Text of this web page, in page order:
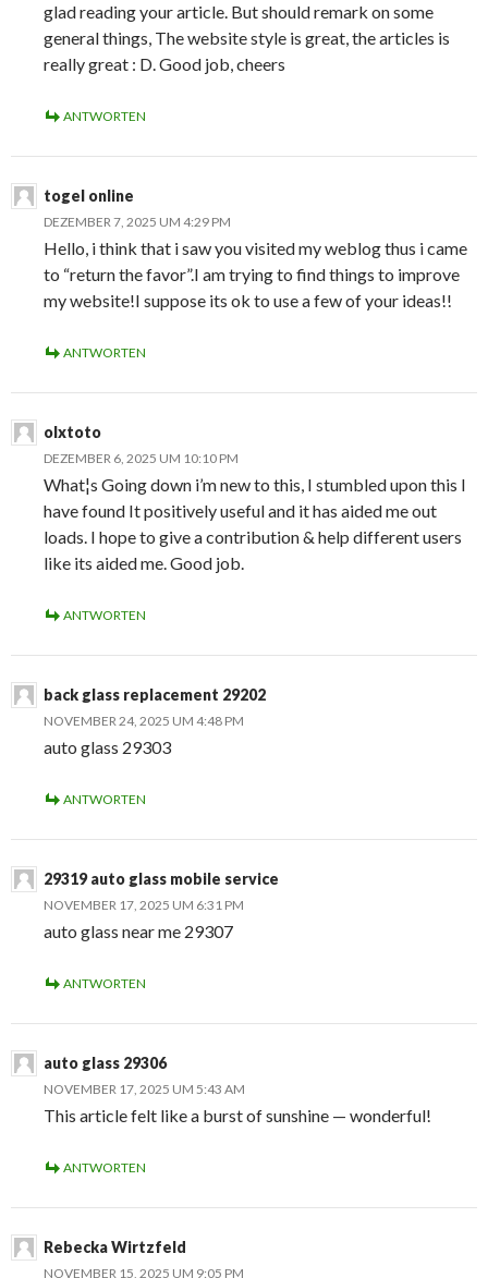
glad reading your article. But should remark on some
general things, The website style is great, the articles is
really great : D. Good job, cheers
ANTWORTEN
togel online
DEZEMBER 7, 2025 UM 4:29 PM
Hello, i think that i saw you visited my weblog thus i came
to “return the favor”.I am trying to find things to improve
my website!I suppose its ok to use a few of your ideas!!
ANTWORTEN
olxtoto
DEZEMBER 6, 2025 UM 10:10 PM
What¦s Going down i’m new to this, I stumbled upon this I
have found It positively useful and it has aided me out
loads. I hope to give a contribution & help different users
like its aided me. Good job.
ANTWORTEN
back glass replacement 29202
NOVEMBER 24, 2025 UM 4:48 PM
auto glass 29303
ANTWORTEN
29319 auto glass mobile service
NOVEMBER 17, 2025 UM 6:31 PM
auto glass near me 29307
ANTWORTEN
auto glass 29306
NOVEMBER 17, 2025 UM 5:43 AM
This article felt like a burst of sunshine — wonderful!
ANTWORTEN
Rebecka Wirtzfeld
NOVEMBER 15, 2025 UM 9:05 PM